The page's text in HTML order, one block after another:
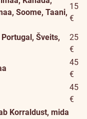
Soome, Taani,
15
€
Šveits,
25
€
45
€
45
€
Korraldust, mida